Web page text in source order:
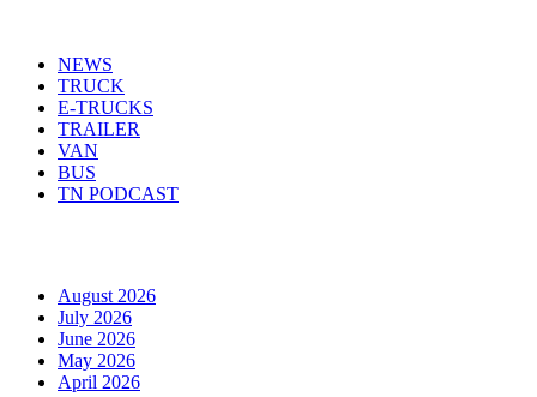
NEWS
TRUCK
E-TRUCKS
TRAILER
VAN
BUS
TN PODCAST
August 2026
July 2026
June 2026
May 2026
April 2026